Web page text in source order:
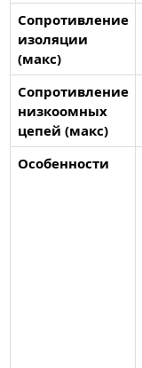
Сопротивление
изоляции
(макс)
Сопротивление
низкоомных
цепей (макс)
Особенности